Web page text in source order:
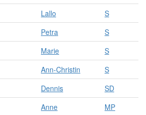
Lallo
S
Petra
S
Marie
S
Ann-Christin
S
Dennis
SD
Anne
MP